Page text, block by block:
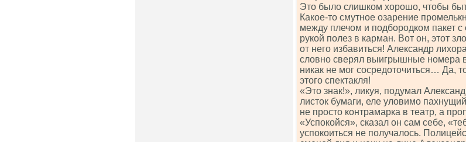
Это было слишком хорошо, чтобы
Какое-то смутное озарение
между плечом и подбородком пакет
рукой полез в карман. Вот он, этот
от него избавиться! Александр
словно сверял выигрышные номера
никак не мог сосредоточиться… Да,
этого спектакля!
«Это знак!», ликуя, подумал
листок бумаги, еле уловимо
не просто контрамарка в театр, а
«Успокойся», сказал он сам себе,
успокоиться не получалось.